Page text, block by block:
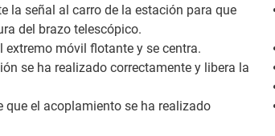
la señal al carro de la estación para que
del brazo telescópico.
móvil flotante y se centra.
se ha realizado correctamente y libera la
que el acoplamiento se ha realizado